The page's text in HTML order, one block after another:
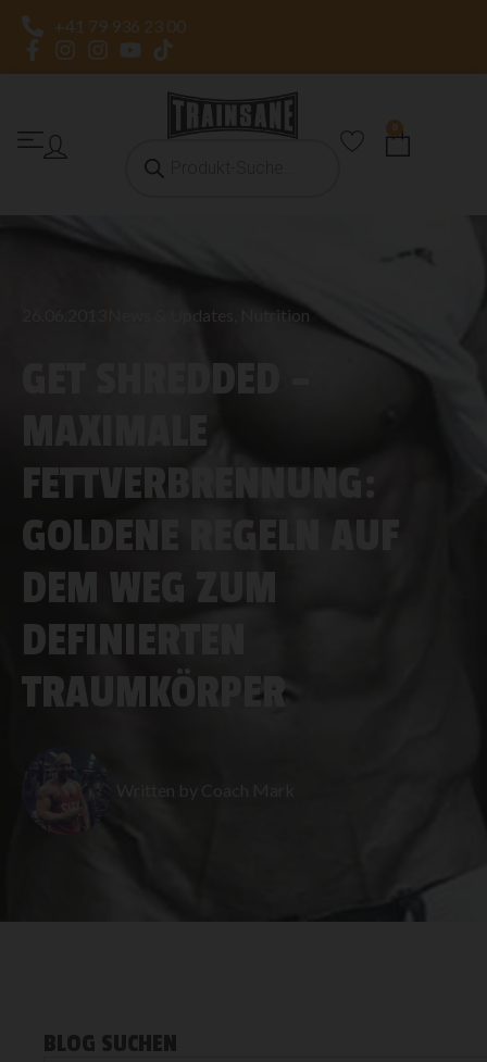
+41 79 936 23 00
0
News & Updates Nutrition
GET SHREDDED –
FETTVERBRENNUNG:
GOLDENE REGELN AUF
DEM WEG ZUM
DEFINIERTEN
TRAUMKÖRPER
BLOG SUCHEN